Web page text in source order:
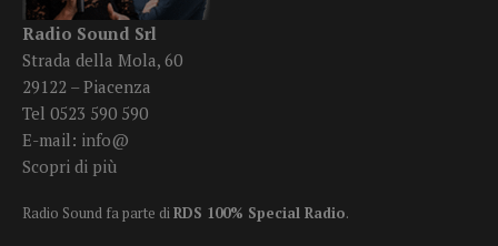
Radio Sound Srl
Strada della Mola, 60
29122 – Piacenza
Tel 0523 590 590
E-mail: info@
Scopri di più
Radio Sound fa parte diRDS 100% Special Radio.